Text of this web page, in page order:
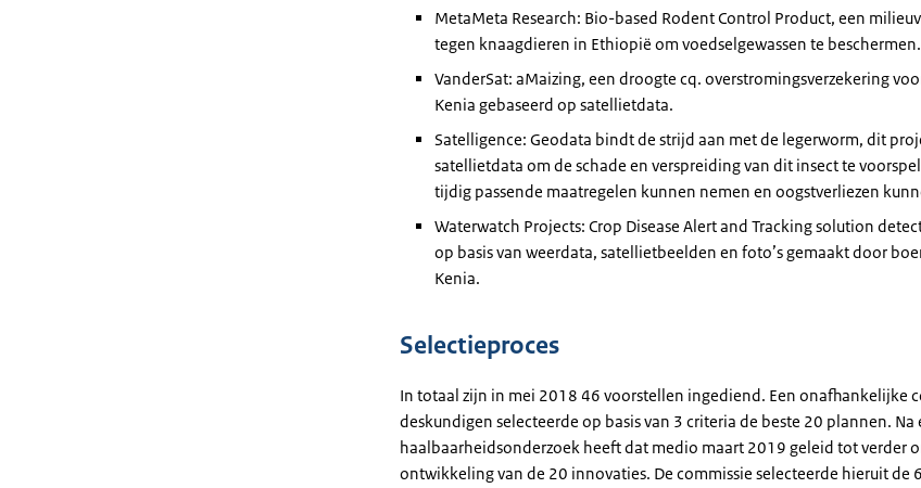
MetaMeta Research: Bio-based Rodent Control Product, een
tegen knaagdieren in Ethiopië om voedselgewassen te beschermen.
VanderSat: aMaizing, een droogte cq. overstromingsverzekering
Kenia gebaseerd op satellietdata.
Satelligence: Geodata bindt de strijd aan met de legerworm, dit
satellietdata om de schade en verspreiding van dit insect te
tijdig passende maatregelen kunnen nemen en oogstverliezen
Waterwatch Projects: Crop Disease Alert and Tracking solution
op basis van weerdata, satellietbeelden en foto’s gemaakt door
Kenia.
Selectieproces
In totaal zijn in mei 2018 46 voorstellen ingediend. Een onafhankelijke
deskundigen selecteerde op basis van 3 criteria de beste 20 plannen. Na
haalbaarheidsonderzoek heeft dat medio maart 2019 geleid tot verder
ontwikkeling van de 20 innovaties. De commissie selecteerde hieruit de